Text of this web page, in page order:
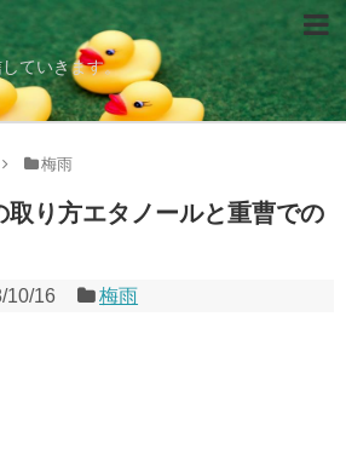
ていきます。
梅雨
取り方エタノールと重曹での
10/16 梅雨